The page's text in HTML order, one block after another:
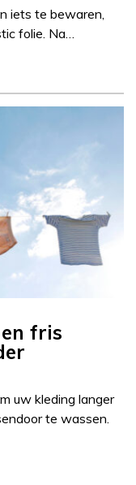
iets te bewaren,
folie. Na…
fris
uw kleding langer
te wassen.